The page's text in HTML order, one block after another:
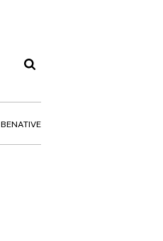
BENATIVE